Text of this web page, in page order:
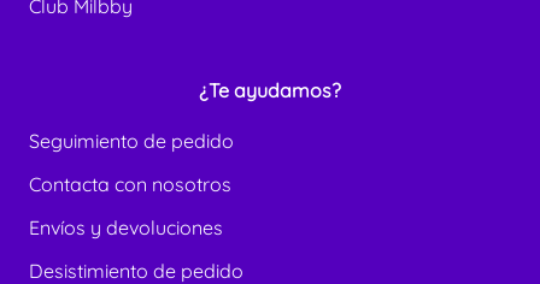
Club Milbby
¿Te ayudamos?
Seguimiento de pedido
Contacta con nosotros
Envíos y devoluciones
Desistimiento de pedido